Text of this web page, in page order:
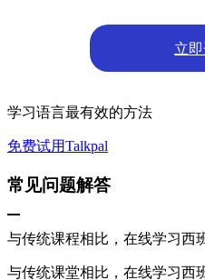
立
学习语言最有效的方法
免费试用Talkpal
常见问题解答
与传统课程相比，在线学习西
与传统课堂相比，在线学习西